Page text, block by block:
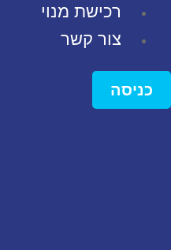
רכישת מנוי
צור קשר
כניסה